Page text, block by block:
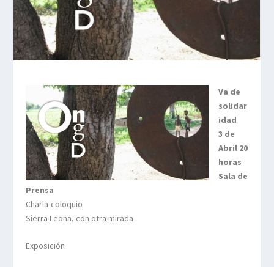
Va de
solidar
idad
3 de
Abril 20
horas
Sala de
Prensa
Charla-coloquio
Sierra Leona, con otra mirada
Exposición